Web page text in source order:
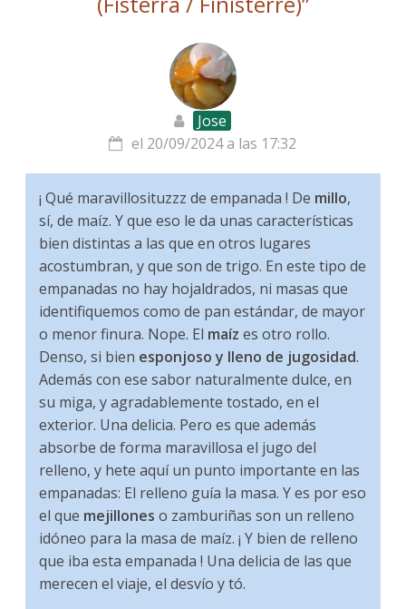
Jose
el 20/09/2024 a las 17:32
¡ Qué maravillosituzzz de empanada ! De millo,
sí, de maíz. Y que eso le da unas características
bien distintas a las que en otros lugares
acostumbran, y que son de trigo. En este tipo de
empanadas no hay hojaldrados, ni masas que
identifiquemos como de pan estándar, de mayor
o menor finura. Nope. El maíz es otro rollo.
Denso, si bien esponjoso y lleno de jugosidad.
Además con ese sabor naturalmente dulce, en
su miga, y agradablemente tostado, en el
exterior. Una delicia. Pero es que además
absorbe de forma maravillosa el jugo del
relleno, y hete aquí un punto importante en las
empanadas: El relleno guía la masa. Y es por eso
el que mejillones o zamburiñas son un relleno
idóneo para la masa de maíz. ¡ Y bien de relleno
que iba esta empanada ! Una delicia de las que
merecen el viaje, el desvío y tó.